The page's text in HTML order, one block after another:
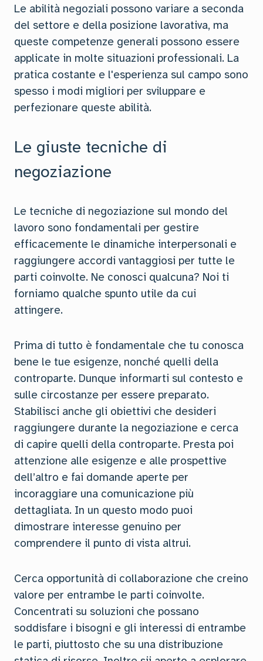
Le abilità negoziali possono variare a seconda
del settore e della posizione lavorativa, ma
queste competenze generali possono essere
applicate in molte situazioni professionali. La
pratica costante e l'esperienza sul campo sono
spesso i modi migliori per sviluppare e
perfezionare queste abilità.
Le giuste tecniche di
negoziazione
Le tecniche di negoziazione sul mondo del
lavoro sono fondamentali per gestire
efficacemente le dinamiche interpersonali e
raggiungere accordi vantaggiosi per tutte le
parti coinvolte. Ne conosci qualcuna? Noi ti
forniamo qualche spunto utile da cui
attingere.
Prima di tutto è fondamentale che tu conosca
bene le tue esigenze, nonché quelli della
controparte. Dunque informarti sul contesto e
sulle circostanze per essere preparato.
Stabilisci anche gli obiettivi che desideri
raggiungere durante la negoziazione e cerca
di capire quelli della controparte. Presta poi
attenzione alle esigenze e alle prospettive
dell’altro e fai domande aperte per
incoraggiare una comunicazione più
dettagliata. In un questo modo puoi
dimostrare interesse genuino per
comprendere il punto di vista altrui.
Cerca opportunità di collaborazione che creino
valore per entrambe le parti coinvolte.
Concentrati su soluzioni che possano
soddisfare i bisogni e gli interessi di entrambe
le parti, piuttosto che su una distribuzione